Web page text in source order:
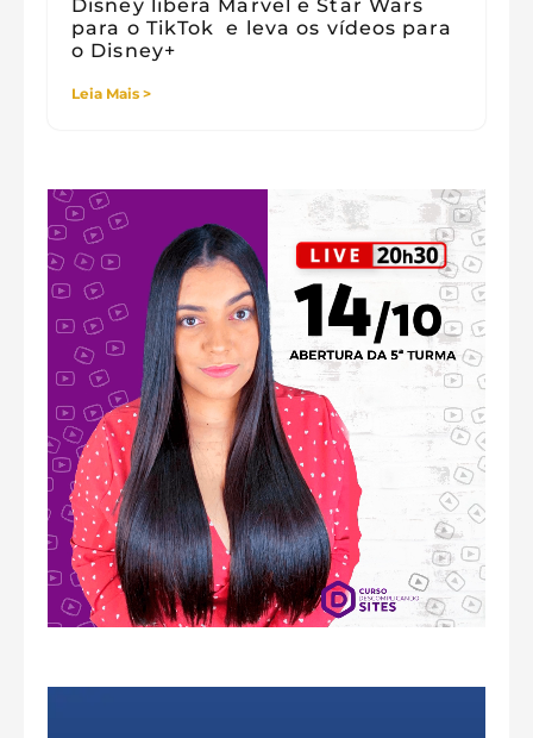
Disney libera Marvel e Star Wars
para o TikTok e leva os vídeos para
o Disney+
Leia Mais >